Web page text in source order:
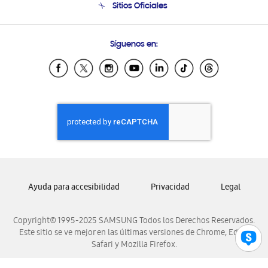
Soporte vía eMail
Sitios Oficiales
Samsung Ecuador
Samsung El Salvador
Samsung Honduras
Samsung Nicaragua
Samsung Panamá
Samsung Venezuela
Síguenos en:
Copyright© 1995-2025 SAMSUNG Todos los Derechos Reservados.
Este sitio se ve mejor en las últimas versiones de Chrome, Edge,
Safari y Mozilla Firefox.
Ayuda para accesibilidad Privacidad Legal